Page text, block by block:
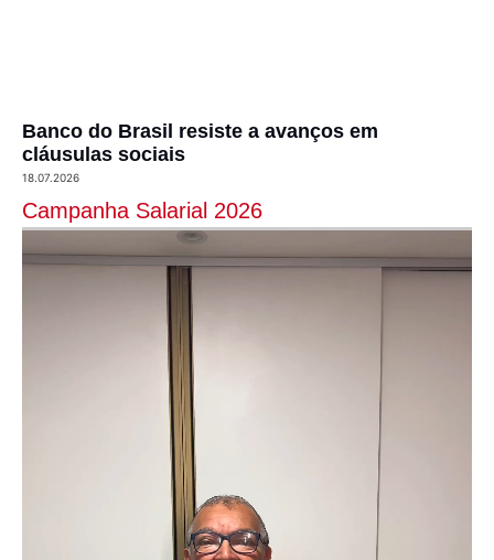
Banco do Brasil resiste a avanços em
cláusulas sociais
18.07.2026
Campanha Salarial 2026